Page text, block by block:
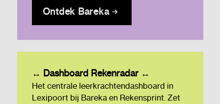
Ontdek Bareka
↔ Dashboard Rekenradar ↔
Het centrale leerkrachtendashboard in
Lexipoort bij Bareka en Rekensprint. Zet